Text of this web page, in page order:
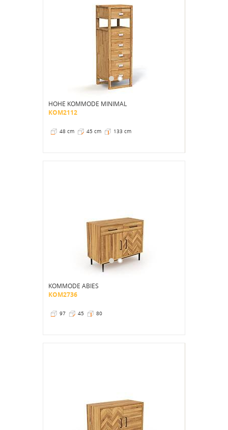
HOHE KOMMODE MINIMAL
KOM2112
48 cm 45 cm 133 cm
KOMMODE ABIES
KOM2736
97 45 80